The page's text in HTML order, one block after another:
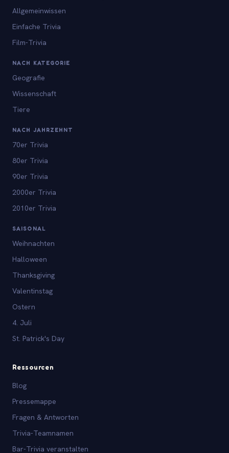
Allgemeinwissen
Einfache Trivia
Film-Trivia
NACH KATEGORIE
Geografie
Wissenschaft
Tiere
NACH JAHRZEHNT
70er Trivia
80er Trivia
90er Trivia
2000er Trivia
2010er Trivia
SAISONAL
Weihnachten
Halloween
Thanksgiving
Valentinstag
Ostern
4. Juli
St. Patrick's Day
Ressourcen
Blog
Pressemappe
Fragen & Antworten
Trivia-Teamnamen
Bar-Trivia veranstalten